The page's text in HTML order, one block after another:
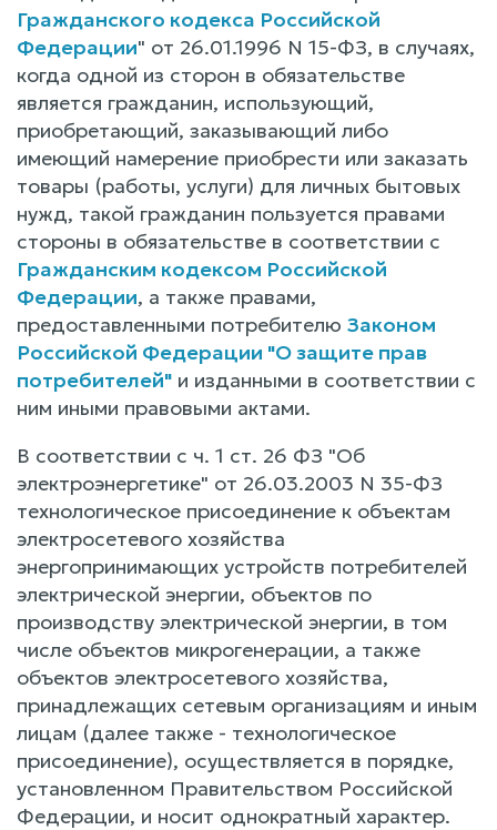
Гражданского кодекса Российской
Федерации" от 26.01.1996 N 15-ФЗ, в случаях,
когда одной из сторон в обязательстве
является гражданин, использующий,
приобретающий, заказывающий либо
имеющий намерение приобрести или заказать
товары (работы, услуги) для личных бытовых
нужд, такой гражданин пользуется правами
стороны в обязательстве в соответствии с
Гражданским кодексом Российской
Федерации, а также правами,
предоставленными потребителю Законом
Российской Федерации "О защите прав
потребителей" и изданными в соответствии с
ним иными правовыми актами.
В соответствии с ч. 1 ст. 26 ФЗ "Об
электроэнергетике" от 26.03.2003 N 35-ФЗ
технологическое присоединение к объектам
электросетевого хозяйства
энергопринимающих устройств потребителей
электрической энергии, объектов по
производству электрической энергии, в том
числе объектов микрогенерации, а также
объектов электросетевого хозяйства,
принадлежащих сетевым организациям и иным
лицам (далее также - технологическое
присоединение), осуществляется в порядке,
установленном Правительством Российской
Федерации, и носит однократный характер.